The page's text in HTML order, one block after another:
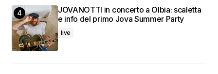
JOVANOTTI in concerto a Olbia: scaletta
e info del primo Jova Summer Party
live